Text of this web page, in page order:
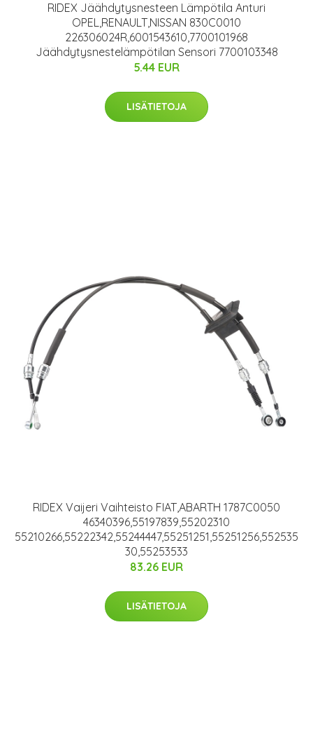
RIDEX Jäähdytysnesteen Lämpötila Anturi
OPEL,RENAULT,NISSAN 830C0010
226306024R,6001543610,7700101968
Jäähdytysnestelämpötilan Sensori 7700103348
5.44 EUR
LISÄTIETOJA
RIDEX Vaijeri Vaihteisto FIAT,ABARTH 1787C0050
46340396,55197839,55202310
55210266,55222342,55244447,55251251,55251256,552535
30,55253533
83.26 EUR
LISÄTIETOJA